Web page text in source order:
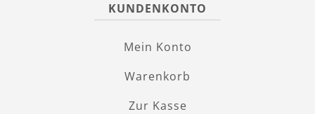
KUNDENKONTO
Mein Konto
Warenkorb
Zur Kasse